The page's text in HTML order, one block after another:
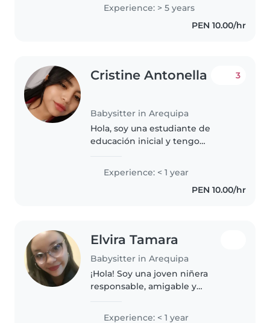
bondadosa. Tengo habilidades
para dibujar, leer a los niños,
Experience: > 5 years
PEN 10.00/hr
Cristine Antonella
Babysitter in Arequipa
3
Hola, soy una estudiante de
educación inicial y tengo
responsable y paciente, y me
encanta leer cuentos, hacer
manualidades y jugar con los
Experience: < 1 year
PEN 10.00/hr
Elvira Tamara
Babysitter in Arequipa
¡Hola! Soy una joven niñera
responsable, amigable y
hijos con dedicación. Aunque soy
Experience: < 1 year